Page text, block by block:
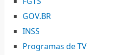
GOV.BR
INSS
Programas de TV